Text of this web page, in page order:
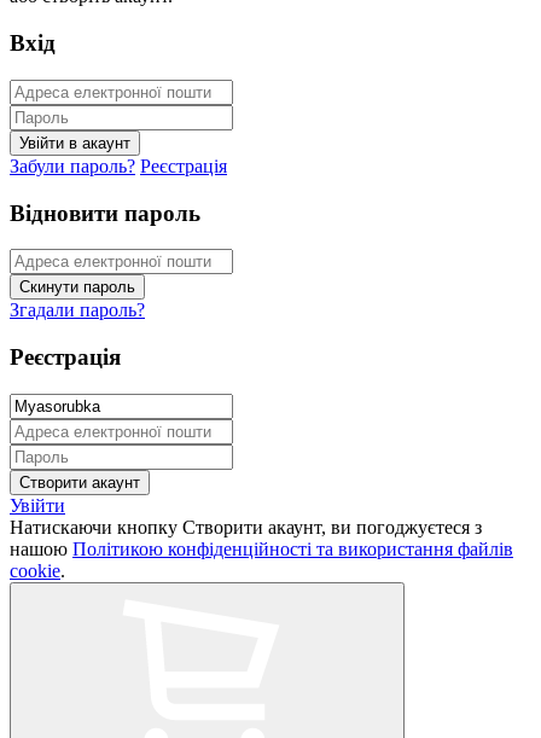
Вхід
Забули пароль? Реєстрація
Відновити пароль
Згадали пароль?
Реєстрація
Увійти
Натискаючи кнопку Створити акаунт, ви погоджуєтеся з
нашою Політикою конфіденційності та використання файлів
cookie.